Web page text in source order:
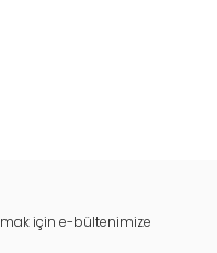
için e-bültenimize